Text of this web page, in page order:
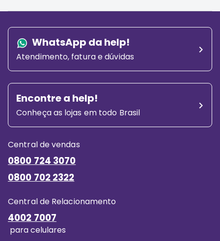
WhatsApp da help!
Atendimento, fatura e dúvidas
Encontre a help!
Conheça as lojas em todo Brasil
Central de vendas
0800 724 3070
0800 702 2322
Central de Relacionamento
4002 7007
para celulares